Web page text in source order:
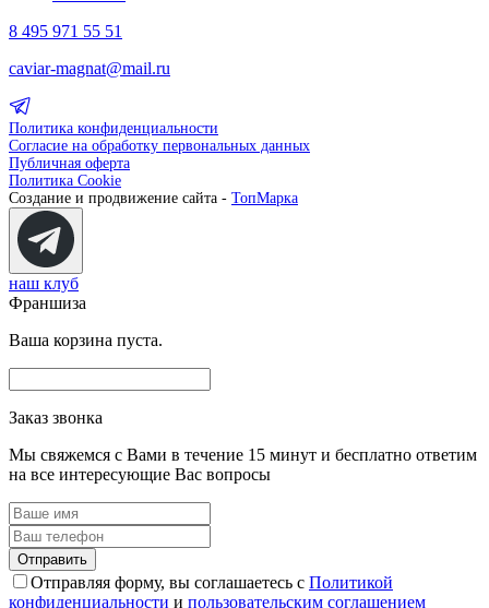
8 495 971 55 51
caviar-magnat@mail.ru
Политика конфиденциальности
Согласие на обработку первональных данных
Публичная оферта
Политика Cookie
Создание и продвижение сайта - ТопМарка
наш клуб
Франшиза
Ваша корзина пуста.
Заказ звонка
Мы свяжемся с Вами в течение 15 минут и бесплатно ответим
на все интересующие Вас вопросы
Отправляя форму, вы соглашаетесь с Политикой
конфиденциальности и пользовательским соглашением